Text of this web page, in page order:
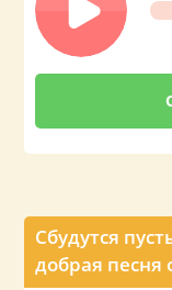
Сбудутся
добрая